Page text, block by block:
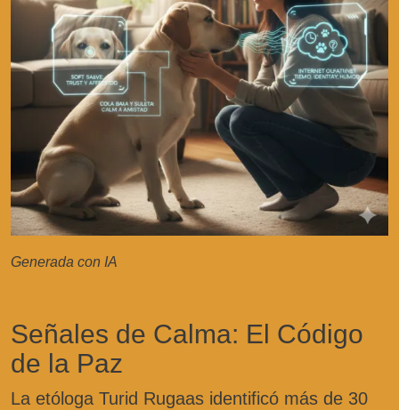
Generada con IA
Señales de Calma: El Código
de la Paz
La etóloga Turid Rugaas identificó más de 30